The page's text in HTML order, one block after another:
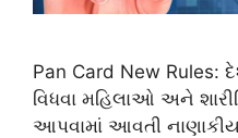
Pan Card New Rules:
વિધવા મહિલાઓ અને
આપવામાં આવતી